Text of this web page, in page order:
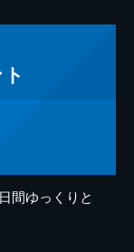
間ゆっくりと